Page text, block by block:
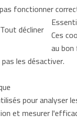
fonctionner
Tout décliner Ces
au
les désactiver.
pour analyser
et mesurer